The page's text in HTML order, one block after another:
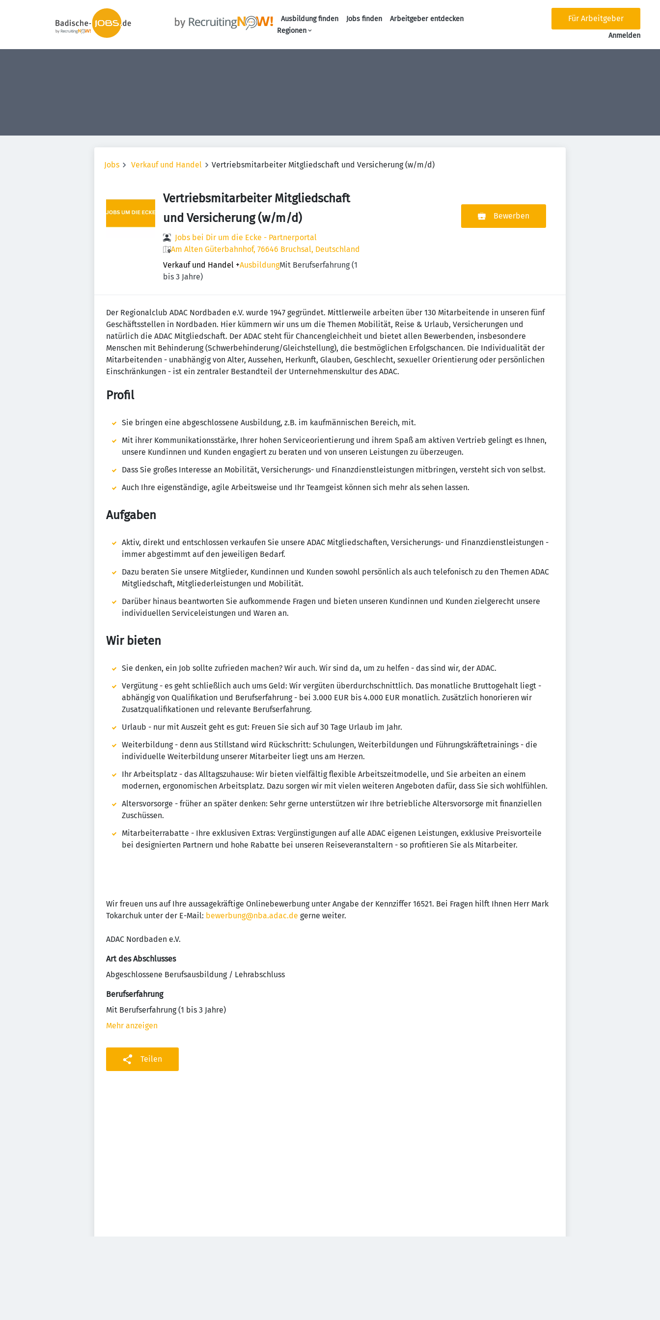
Ausbildung finden Jobs finden
Arbeitgeber entdecken
Regionen
Für Arbeitgeber
Anmelden
Jobs Verkauf und Handel Vertriebsmitarbeiter Mitgliedschaft und Versicherung (w/m/d)
Vertriebsmitarbeiter Mitgliedschaft
und Versicherung (w/m/d)
Jobs bei Dir um die Ecke - Partnerportal
Am Alten Güterbahnhof, 76646 Bruchsal, Deutschland
Verkauf und Handel +AusbildungMit Berufserfahrung (1
bis 3 Jahre)
Bewerben
Der Regionalclub ADAC Nordbaden e.V. wurde 1947 gegründet. Mittlerweile arbeiten über 130 Mitarbeitende in unseren fünf
Geschäftsstellen in Nordbaden. Hier kümmern wir uns um die Themen Mobilität, Reise & Urlaub, Versicherungen und
natürlich die ADAC Mitgliedschaft. Der ADAC steht für Chancengleichheit und bietet allen Bewerbenden, insbesondere
Menschen mit Behinderung (Schwerbehinderung/Gleichstellung), die bestmöglichen Erfolgschancen. Die Individualität der
Mitarbeitenden - unabhängig von Alter, Aussehen, Herkunft, Glauben, Geschlecht, sexueller Orientierung oder persönlichen
Einschränkungen - ist ein zentraler Bestandteil der Unternehmenskultur des ADAC.
Profil
Sie bringen eine abgeschlossene Ausbildung, z.B. im kaufmännischen Bereich, mit.
Mit ihrer Kommunikationsstärke, Ihrer hohen Serviceorientierung und ihrem Spaß am aktiven Vertrieb gelingt es Ihnen,
unsere Kundinnen und Kunden engagiert zu beraten und von unseren Leistungen zu überzeugen.
Dass Sie großes Interesse an Mobilität, Versicherungs- und Finanzdienstleistungen mitbringen, versteht sich von selbst.
Auch Ihre eigenständige, agile Arbeitsweise und Ihr Teamgeist können sich mehr als sehen lassen.
Aufgaben
Aktiv, direkt und entschlossen verkaufen Sie unsere ADAC Mitgliedschaften, Versicherungs- und Finanzdienstleistungen -
immer abgestimmt auf den jeweiligen Bedarf.
Dazu beraten Sie unsere Mitglieder, Kundinnen und Kunden sowohl persönlich als auch telefonisch zu den Themen ADAC
Mitgliedschaft, Mitgliederleistungen und Mobilität.
Darüber hinaus beantworten Sie aufkommende Fragen und bieten unseren Kundinnen und Kunden zielgerecht unsere
individuellen Serviceleistungen und Waren an.
Wir bieten
Sie denken, ein Job sollte zufrieden machen? Wir auch. Wir sind da, um zu helfen - das sind wir, der ADAC.
Vergütung - es geht schließlich auch ums Geld: Wir vergüten überdurchschnittlich. Das monatliche Bruttogehalt liegt -
abhängig von Qualifikation und Berufserfahrung - bei 3.000 EUR bis 4.000 EUR monatlich. Zusätzlich honorieren wir
Zusatzqualifikationen und relevante Berufserfahrung.
Urlaub - nur mit Auszeit geht es gut: Freuen Sie sich auf 30 Tage Urlaub im Jahr.
Weiterbildung - denn aus Stillstand wird Rückschritt: Schulungen, Weiterbildungen und Führungskräftetrainings - die
individuelle Weiterbildung unserer Mitarbeiter liegt uns am Herzen.
Ihr Arbeitsplatz - das Alltagszuhause: Wir bieten vielfältig flexible Arbeitszeitmodelle, und Sie arbeiten an einem
modernen, ergonomischen Arbeitsplatz. Dazu sorgen wir mit vielen weiteren Angeboten dafür, dass Sie sich wohlfühlen.
Altersvorsorge - früher an später denken: Sehr gerne unterstützen wir Ihre betriebliche Altersvorsorge mit finanziellen
Zuschüssen.
Mitarbeiterrabatte - Ihre exklusiven Extras: Vergünstigungen auf alle ADAC eigenen Leistungen, exklusive Preisvorteile
bei designierten Partnern und hohe Rabatte bei unseren Reiseveranstaltern - so profitieren Sie als Mitarbeiter.
Wir freuen uns auf Ihre aussagekräftige Onlinebewerbung unter Angabe der Kennziffer 16521. Bei Fragen hilft Ihnen Herr Mark
Tokarchuk unter der E-Mail: bewerbung@nba.adac.de gerne weiter.
ADAC Nordbaden e.V.
Art des Abschlusses
Abgeschlossene Berufsausbildung / Lehrabschluss
Berufserfahrung
Mit Berufserfahrung (1 bis 3 Jahre)
Mehr anzeigen
Teilen